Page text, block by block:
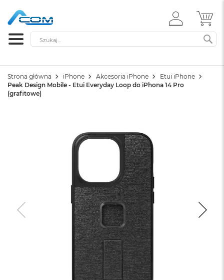
ZALOGUJ
SIĘ
Szukaj
Strona główna iPhone Akcesoria iPhone
Etui iPhone
Peak Design Mobile - Etui Everyday Loop do iPhona 14 Pro
(grafitowe)